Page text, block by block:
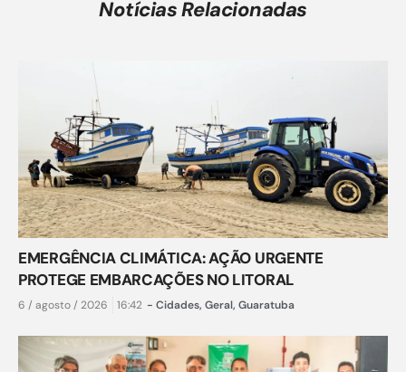
Notícias Relacionadas
EMERGÊNCIA CLIMÁTICA: AÇÃO URGENTE
PROTEGE EMBARCAÇÕES NO LITORAL
6 / agosto / 2026 16:42 - Cidades, Geral, Guaratuba